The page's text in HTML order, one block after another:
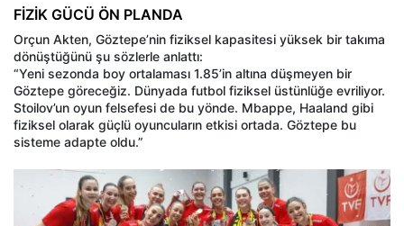
FİZİK GÜCÜ ÖN PLANDA
Orçun Akten, Göztepe’nin fiziksel kapasitesi yüksek bir takıma
dönüştüğünü şu sözlerle anlattı:
“Yeni sezonda boy ortalaması 1.85’in altına düşmeyen bir
Göztepe göreceğiz. Dünyada futbol fiziksel üstünlüğe evriliyor.
Stoilov’un oyun felsefesi de bu yönde. Mbappe, Haaland gibi
fiziksel olarak güçlü oyuncuların etkisi ortada. Göztepe bu
sisteme adapte oldu.”